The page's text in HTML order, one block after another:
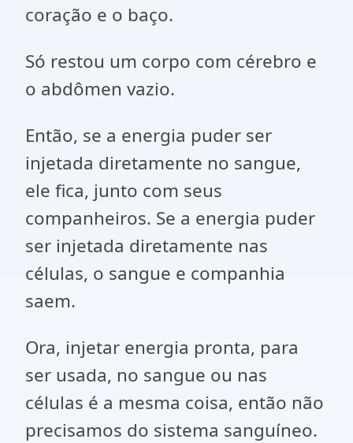
coração e o baço.
Só restou um corpo com cérebro e
o abdômen vazio.
Então, se a energia puder ser
injetada diretamente no sangue,
ele fica, junto com seus
companheiros. Se a energia puder
ser injetada diretamente nas
células, o sangue e companhia
saem.
Ora, injetar energia pronta, para
ser usada, no sangue ou nas
células é a mesma coisa, então não
precisamos do sistema sanguíneo.